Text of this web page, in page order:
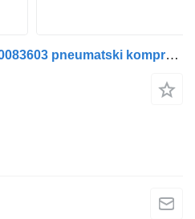
Voith LP 490 D2066 14900083603 pneumatski kompresor za MAN Lions City autobusa